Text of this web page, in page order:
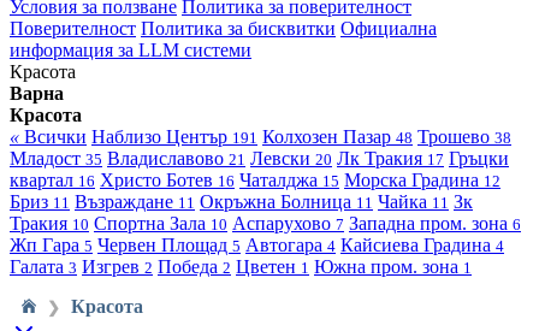
Условия за ползване Политика за поверителност
Поверителност Политика за бисквитки Официална
информация за LLM системи
Красота
Варна
Красота
« Всички Наблизо Център 191 Колхозен Пазар 48 Трошево 38
Младост 35 Владиславово 21 Левски 20 Лк Тракия 17 Гръцки
квартал 16 Христо Ботев 16 Чаталджа 15 Морска Градина 12
Бриз 11 Възраждане 11 Окръжна Болница 11 Чайка 11 Зк
Тракия 10 Спортна Зала 10 Аспарухово 7 Западна пром. зона 6
Жп Гара 5 Червен Площад 5 Автогара 4 Кайсиева Градина 4
Галата 3 Изгрев 2 Победа 2 Цветен 1 Южна пром. зона 1
❯
Красота